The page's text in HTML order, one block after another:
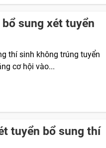
sung xét tuyển
thí sinh không trúng tuyển
cơ hội vào...
tuyển bổ sung thí